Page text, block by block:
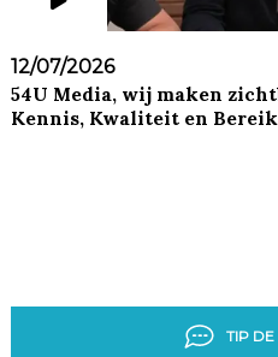
12/07/2026
54U Media, wij maken
Kennis, Kwaliteit en
TIP